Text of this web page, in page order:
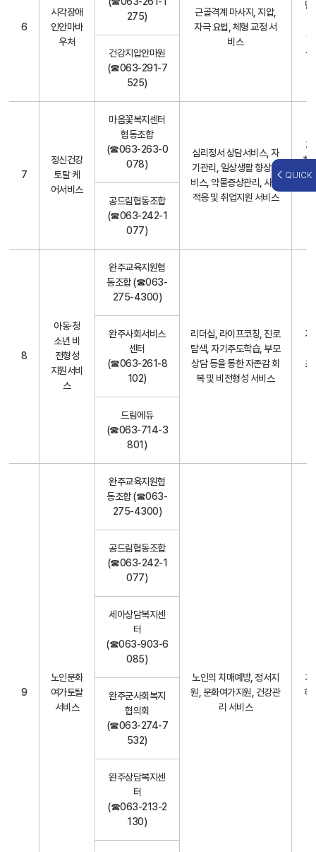
6
시각장애
인안마바
우처
275)
근골격계 마사지, 지압,
자극 요법, 체형 교정 서
비스
만
도
건강지압안마원
(☎063-291-7
525)
7
정신건강
토탈 케
어서비스
마음꽃복지센터
협동조합
(☎063-263-0
078)
심리정서 상담서비스, 자
기관리, 일상생활 향상서
비스, 약물증상관리, 사회
적응 및 취업지원 서비스
하
정
공드림협동조합
(☎063-242-1
077)
8
아동·청
소년 비
전형성
지원서비
스
완주교육지원협
동조합 (☎063-
275-4300)
리더십, 라이프코칭, 진로
탐색, 자기주도학습, 부모
상담 등을 통한 자존감 회
복 및 비전형성 서비스
기
초
완주사회서비스
센터
(☎063-261-8
102)
드림에듀
(☎063-714-3
801)
9
노인문화
여가토탈
서비스
완주교육지원협
동조합 (☎063-
275-4300)
노인의 치매예방, 정서지
원, 문화여가지원, 건강관
리 서비스
기
하
공드림협동조합
(☎063-242-1
077)
세아상담복지센
터
(☎063-903-6
085)
완주군사회복지
협의회
(☎063-274-7
532)
완주상담복지센
터
(☎063-213-2
130)
QUICK